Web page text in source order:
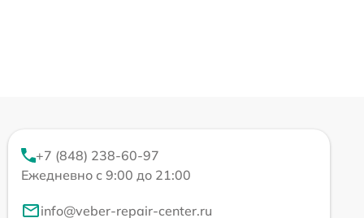
+7 (848) 238-60-97
Ежедневно с 9:00 до 21:00
info@veber-repair-center.ru